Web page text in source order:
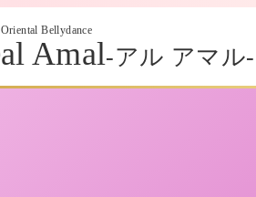
Oriental Bellydance
al Amal-アル アマル-